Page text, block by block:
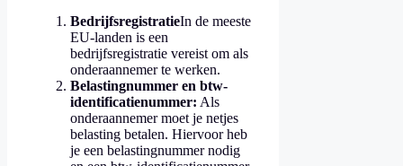
BedrijfsregistratieIn de meeste
EU-landen is een
bedrijfsregistratie vereist om als
onderaannemer te werken.
Belastingnummer en btw-
identificatienummer: Als
onderaannemer moet je netjes
belasting betalen. Hiervoor heb
je een belastingnummer nodig